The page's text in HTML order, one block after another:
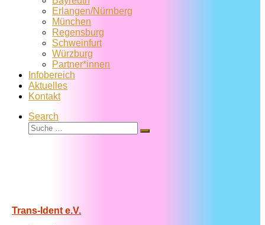
Erlangen/Nürnberg
München
Regensburg
Schweinfurt
Würzburg
Partner*innen
Infobereich
Aktuelles
Kontakt
Search
Suche
Suche
Trans-Ident e.V.